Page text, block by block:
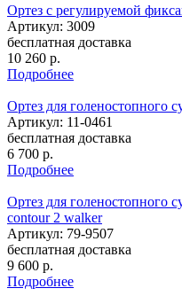
Ортез с регулируемой
Артикул: 3009
бесплатная доставка
10 260 р.
Подробнее
Ортез для голеностопного
Артикул: 11-0461
бесплатная доставка
6 700 р.
Подробнее
Ортез для голеностопного
contour 2 walker
Артикул: 79-9507
бесплатная доставка
9 600 р.
Подробнее